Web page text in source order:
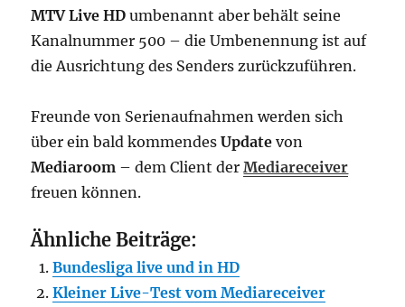
MTV Live HD umbenannt aber behält seine
Kanalnummer 500 – die Umbenennung ist auf
die Ausrichtung des Senders zurückzuführen.
Freunde von Serienaufnahmen werden sich
über ein bald kommendesUpdate von
Mediaroom – dem Client derMediareceiver
freuen können.
Ähnliche Beiträge:
Bundesliga live und in HD
Kleiner Live-Test vom Mediareceiver